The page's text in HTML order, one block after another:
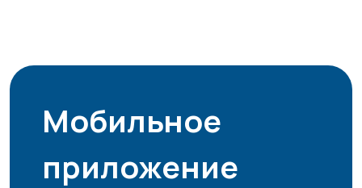
Мобильное
приложение